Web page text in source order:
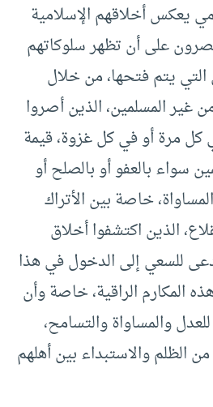
يعكس أخلاقهم الإسلامية
يصرون على أن تظهر سلوكاتهم
يتم فتحها، من خلال
غير المسلمين، الذين أصروا
كل مرة أو في كل غزوة، قيمة
سواء بالعفو أو بالصلح أو
خاصة بين الأتراك
الذين اكتشفوا أخلاق
للسعي إلى الدخول في هذا
المكارم الراقية، خاصة وأن
والمساواة والتسامح،
الظلم والاستبداء بين أهلهم